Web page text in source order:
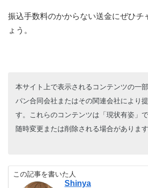
振込手数料のかからない送金にぜひチ
ょう。
本サイト上で表示されるコンテンツの一
パン合同会社またはその関連会社により
す。これらのコンテンツは「現状有姿」
随時変更または削除される場合があります
この記事を書いた人
Shinya